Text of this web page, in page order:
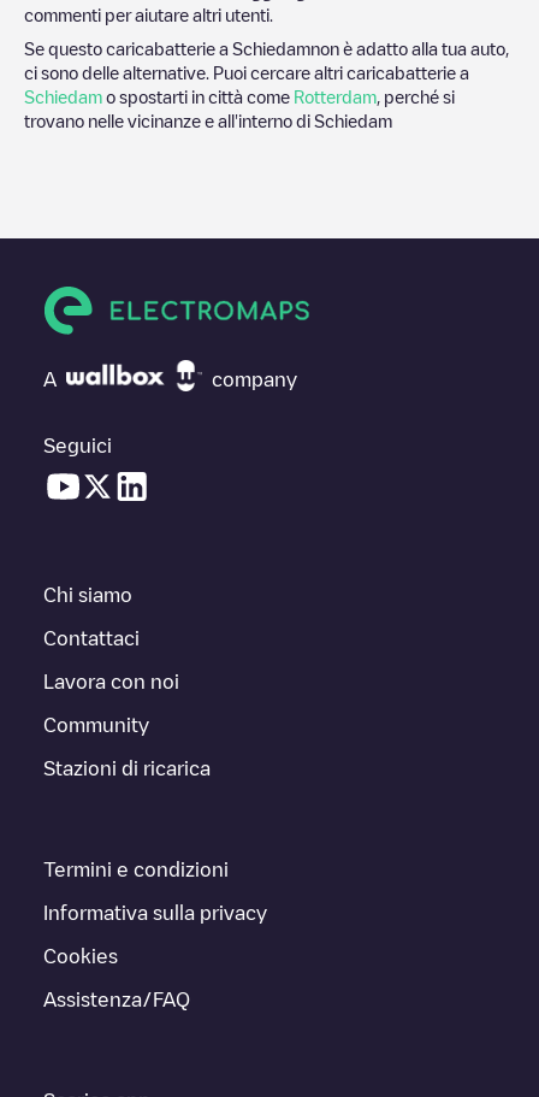
commenti per aiutare altri utenti.
Se questo caricabatterie a Schiedamnon è adatto alla tua auto,
ci sono delle alternative. Puoi cercare altri caricabatterie a
Schiedam o spostarti in città come Rotterdam , perché si
trovano nelle vicinanze e all'interno di Schiedam
A company
Seguici
Chi siamo
Contattaci
Lavora con noi
Community
Stazioni di ricarica
Termini e condizioni
Informativa sulla privacy
Cookies
Assistenza/FAQ